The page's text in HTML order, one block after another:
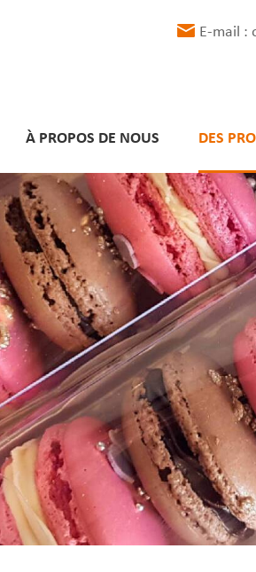
E-mail :
À PROPOS DE NOUS DES